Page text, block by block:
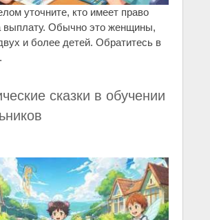
уточните, кто имеет право
выплату. Обычно это женщины,
и более детей. Обратитесь в
сказки в обучении